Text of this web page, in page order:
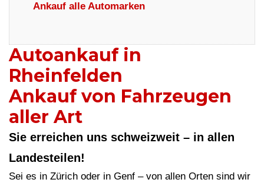
Ankauf alle Automarken
Autoankauf in
Rheinfelden
Ankauf von Fahrzeugen
aller Art
Sie erreichen uns schweizweit – in allen
Landesteilen!
Sei es in Zürich oder in Genf – von allen Orten sind wir